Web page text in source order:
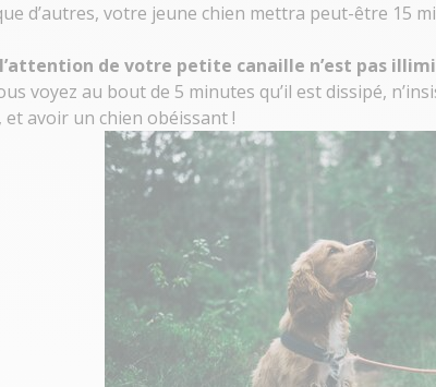
d’autres, votre jeune chien mettra peut-être 15
l’attention de votre petite canaille n’est pas
voyez au bout de 5 minutes qu’il est dissipé,
avoir un chien obéissant !